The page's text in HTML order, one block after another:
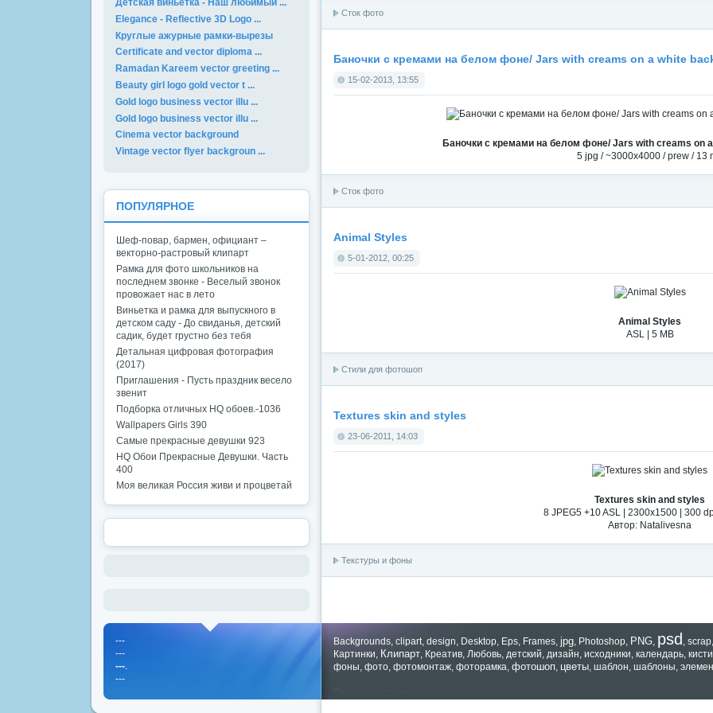
Сток фото
Баночки с кремами на белом фоне/ Jars with creams on a white
15-02-2013, 13:55
Баночки с кремами на белом фоне/ Jars with creams on
5 jpg / ~3000x4000 / prew / 13
Сток фото
Animal Styles
5-01-2012, 00:25
Animal Styles
ASL | 5 MB
Стили для фотошоп
Textures skin and styles
23-06-2011, 14:03
Textures skin and styles
8 JPEG5 +10 ASL | 2300x1500 | 300
Автор: Natalivesna
Текстуры и фоны
Детская виньетка - Наш любимый ...
Elegance - Reflective 3D Logo ...
Круглые ажурные рамки-вырезы
Certificate and vector diploma ...
Ramadan Kareem vector greeting ...
Beauty girl logo gold vector t ...
Gold logo business vector illu ...
Gold logo business vector illu ...
Cinema vector background
Vintage vector flyer backgroun ...
ПОПУЛЯРНОЕ
Шеф-повар, бармен, официант –
векторно-растровый клипарт
Рамка для фото школьников на
последнем звонке - Веселый звонок
провожает нас в лето
Виньетка и рамка для выпускного в
детском саду - До свиданья, детский
садик, будет грустно без тебя
Детальная цифровая фотография
(2017)
Приглашения - Пусть праздник весело
звенит
Подборка отличных HQ обоев.-1036
Wallpapers Girls 390
Самые прекрасные девушки 923
HQ Обои Прекрасные Девушки. Часть
400
Моя великая Россия живи и процветай
Backgrounds, clipart, design, Desktop, Eps, Frames, jpg, Photoshop, PNG, psd , scrap
Картинки, Клипарт, Креатив, Любовь, детский, дизайн, исходники, календарь, кисти
фоны, фото, фотомонтаж, фоторамка, фотошоп, цветы, шаблон, шаблоны,
---
---
---.
---